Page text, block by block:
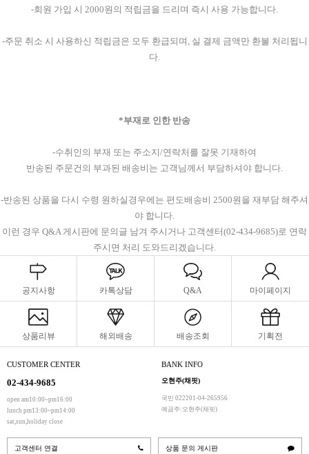
-회원 가입 시 2000원의 적립금을 드리며 즉시 사용 가능합니다.
-주문 취소 시 사용하신 적립금은 모두 환급되며, 실 결제 금액만 환불 처리됩니
다.
*부재로 인한 반송
-수취인의 부재 또는 주소지/연락처를 잘못 기재하여
반송된 주문건의 부과된 배송비는 고객님께서 부담하셔야 합니다.
-반송된 상품을 다시 수령 원하실경우에는 편도배송비 2500원을 재부담 해주셔
야 합니다.
이런 경우 Q&A 게시판에 문의글 남겨 주시거나 고객센터(02-434-9685)로 연락
주시면 처리 도와드리겠습니다.
공지사항 카톡상담 Q&A 마이페이지
상품리뷰 해외배송 배송조회 기획전
CUSTOMER CENTER
02-434-9685
open am10:00~pm16:00
lunch pm13:00~pm14:00
sat,sun,holiday close
BANK INFO
오현주(채핏)
국민 022201-04-265956
예금주:오현주(채핏)
고객센터 연결 상품 문의 게시판